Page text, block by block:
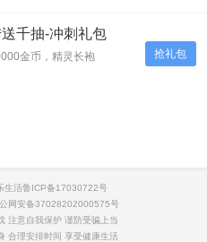
抢礼包
千抽-冲刺礼包
金币，精灵长袍
生活鲁ICP备17030722号
网安备37028202000575号
注意自我保护 谨防受骗上当
合理安排时间 享受健康生活